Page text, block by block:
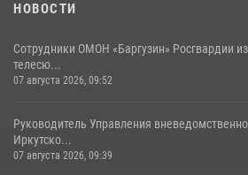
НОВОСТИ
Сотрудники ОМОН «Баргузин» Росгвардии
телесю...
07 августа 2026, 09:52
Руководитель Управления
Иркутско...
07 августа 2026, 09:39